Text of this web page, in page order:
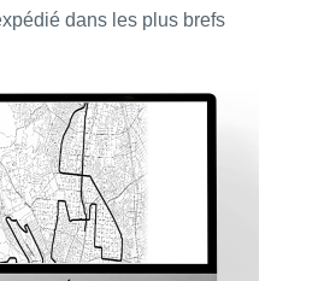
dans les plus brefs